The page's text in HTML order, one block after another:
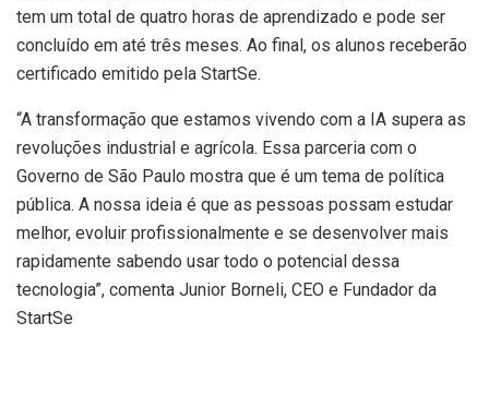
tem um total de quatro horas de aprendizado e pode ser
concluído em até três meses. Ao final, os alunos receberão
certificado emitido pela StartSe.
“A transformação que estamos vivendo com a IA supera as
revoluções industrial e agrícola. Essa parceria com o
Governo de São Paulo mostra que é um tema de política
pública. A nossa ideia é que as pessoas possam estudar
melhor, evoluir profissionalmente e se desenvolver mais
rapidamente sabendo usar todo o potencial dessa
tecnologia”, comenta Junior Borneli, CEO e Fundador da
StartSe